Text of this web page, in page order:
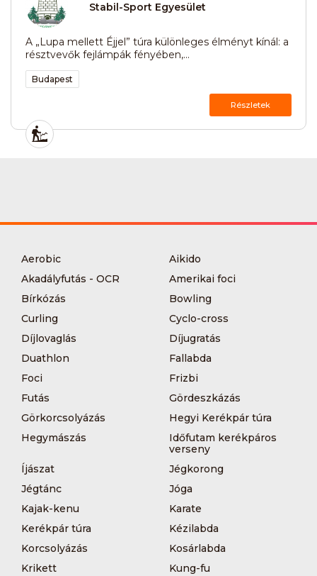
Stabil-Sport Egyesület
A „Lupa mellett Éjjel” túra különleges élményt kínál: a
résztvevők fejlámpák fényében,...
Budapest
Részletek
Aerobic
Aikido
Akadályfutás - OCR
Amerikai foci
Bírkózás
Bowling
Curling
Cyclo-cross
Díjlovaglás
Díjugratás
Duathlon
Fallabda
Foci
Frizbi
Futás
Gördeszkázás
Görkorcsolyázás
Hegyi Kerékpár túra
Hegymászás
Időfutam kerékpáros
verseny
Íjászat
Jégkorong
Jégtánc
Jóga
Kajak-kenu
Karate
Kerékpár túra
Kézilabda
Korcsolyázás
Kosárlabda
Krikett
Kung-fu